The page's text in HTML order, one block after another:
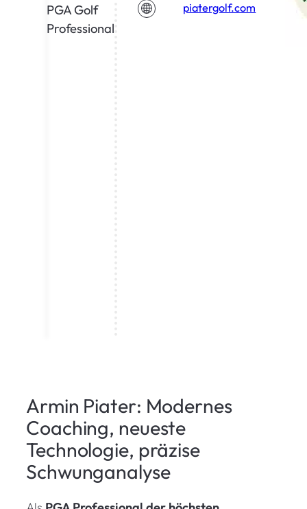
PGA Golf
Professional
piatergolf.com
Armin Piater: Modernes
Coaching, neueste
Technologie, präzise
Schwunganalyse